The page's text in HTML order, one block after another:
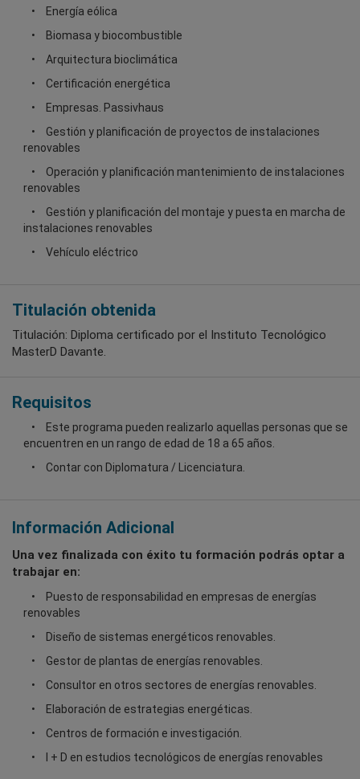
Energía eólica
Biomasa y biocombustible
Arquitectura bioclimática
Certificación energética
Empresas. Passivhaus
Gestión y planificación de proyectos de instalaciones
renovables
Operación y planificación mantenimiento de instalaciones
renovables
Gestión y planificación del montaje y puesta en marcha de
instalaciones renovables
Vehículo eléctrico
Titulación obtenida
Titulación: Diploma certificado por el Instituto Tecnológico
MasterD Davante.
Requisitos
Este programa pueden realizarlo aquellas personas que se
encuentren en un rango de edad de 18 a 65 años.
Contar con Diplomatura / Licenciatura.
Información Adicional
Una vez finalizada con éxito tu formación podrás optar a
trabajar en:
Puesto de responsabilidad en empresas de energías
renovables
Diseño de sistemas energéticos renovables.
Gestor de plantas de energías renovables.
Consultor en otros sectores de energías renovables.
Elaboración de estrategias energéticas.
Centros de formación e investigación.
I + D en estudios tecnológicos de energías renovables